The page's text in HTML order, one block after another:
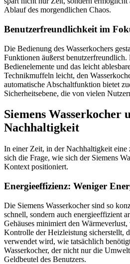
Ablauf des morgendlichen Chaos.
Benutzerfreundlichkeit im
Die Bedienung des Wasserkochers
Funktionen äußerst benutzerfreundlich.
Bedienelemente und das leicht
Technikmuffeln leicht, den
automatische Abschaltfunktion bietet
Sicherheitsebene, die von vielen
Siemens Wasserkocher
Nachhaltigkeit
In einer Zeit, in der Nachhaltigkeit eine
sich die Frage, wie sich der Siemens
Kontext positioniert.
Energieeffizienz: Weniger
Die Siemens Wasserkocher sind so
schnell, sondern auch energieeffizient
Gehäuses minimiert den
Kontrolle der Heizleistung sicherstellt,
verwendet wird, wie tatsächlich
Wasserkocher, der nicht nur die
Geldbeutel des Benutzers.